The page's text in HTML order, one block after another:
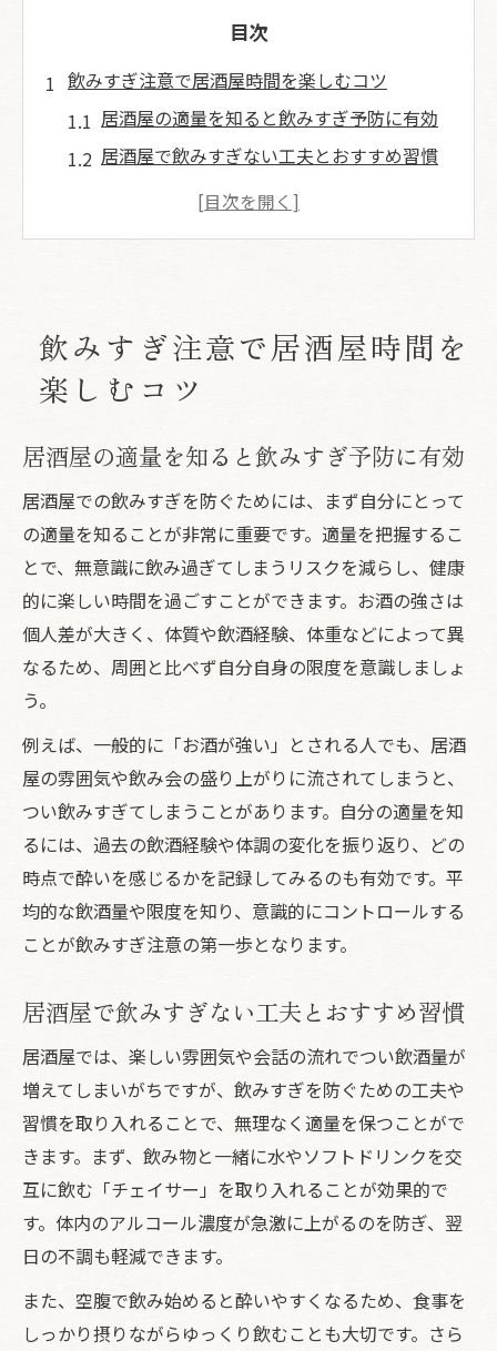
目次
飲みすぎ注意で居酒屋時間を楽しむコツ
居酒屋の適量を知ると飲みすぎ予防に有効
居酒屋で飲みすぎない工夫とおすすめ習慣
居酒屋で何杯なら強い？自分の適量を見極
居酒屋飲みすぎ後のリセット法を紹介
自分に合う適量を知り居酒屋で安心
居酒屋でお酒何杯が自分に合うか見直す
居酒屋の飲み会で平均飲酒量を意識しよう
居酒屋で無理なく適量を守るコツとは
居酒屋の飲み過ぎを防ぐ自己管理ポイント
居酒屋での適量把握が健康維持の第一歩
楽しい居酒屋も飲み過ぎ対策を忘れずに
居酒屋での飲み過ぎサインに早めの対応を
居酒屋飲み会で飲み過ぎ防ぐ簡単テクニッ
飲み会で何杯飲むか居酒屋で自己判断を徹
底
居酒屋で飲みすぎリスクに備えるコツ
居酒屋で気持ち悪くならないための工夫
お酒の強さを知る居酒屋でのポイント
居酒屋で自分のお酒の強さを知る方法
お酒何杯で酔う？居酒屋での自己確認法
居酒屋でお酒に強いか弱いか見極める基準
居酒屋で飲み会何杯が限界か振り返る大切
さ
気持ちよく過ごすための飲みすぎ予防法
居酒屋で飲みすぎないための予防習慣
居酒屋で適量を守る飲み方のコツとは
居酒屋で酔いすぎないための自己管理法
居酒屋での飲みすぎ予防には水分補給を意
識
飲みすぎ注意で居酒屋時間を
楽しむコツ
居酒屋の適量を知ると飲みすぎ予防に有効
居酒屋での飲みすぎを防ぐためには、まず自分にとって
の適量を知ることが非常に重要です。適量を把握するこ
とで、無意識に飲み過ぎてしまうリスクを減らし、健康
的に楽しい時間を過ごすことができます。お酒の強さは
個人差が大きく、体質や飲酒経験、体重などによって異
なるため、周囲と比べず自分自身の限度を意識しましょ
う。
例えば、一般的に「お酒が強い」とされる人でも、居酒
屋の雰囲気や飲み会の盛り上がりに流されてしまうと、
つい飲みすぎてしまうことがあります。自分の適量を知
るには、過去の飲酒経験や体調の変化を振り返り、どの
時点で酔いを感じるかを記録してみるのも有効です。平
均的な飲酒量や限度を知り、意識的にコントロールする
ことが飲みすぎ注意の第一歩となります。
居酒屋で飲みすぎない工夫とおすすめ習慣
居酒屋では、楽しい雰囲気や会話の流れでつい飲酒量が
増えてしまいがちですが、飲みすぎを防ぐための工夫や
習慣を取り入れることで、無理なく適量を保つことがで
きます。まず、飲み物と一緒に水やソフトドリンクを交
互に飲む「チェイサー」を取り入れることが効果的で
す。体内のアルコール濃度が急激に上がるのを防ぎ、翌
日の不調も軽減できます。
また、空腹で飲み始めると酔いやすくなるため、食事を
しっかり摂りながらゆっくり飲むことも大切です。さら